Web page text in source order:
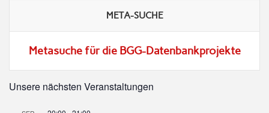
META-SUCHE
Metasuche für die BGG-Datenbankprojekte
Unsere nächsten Veranstaltungen